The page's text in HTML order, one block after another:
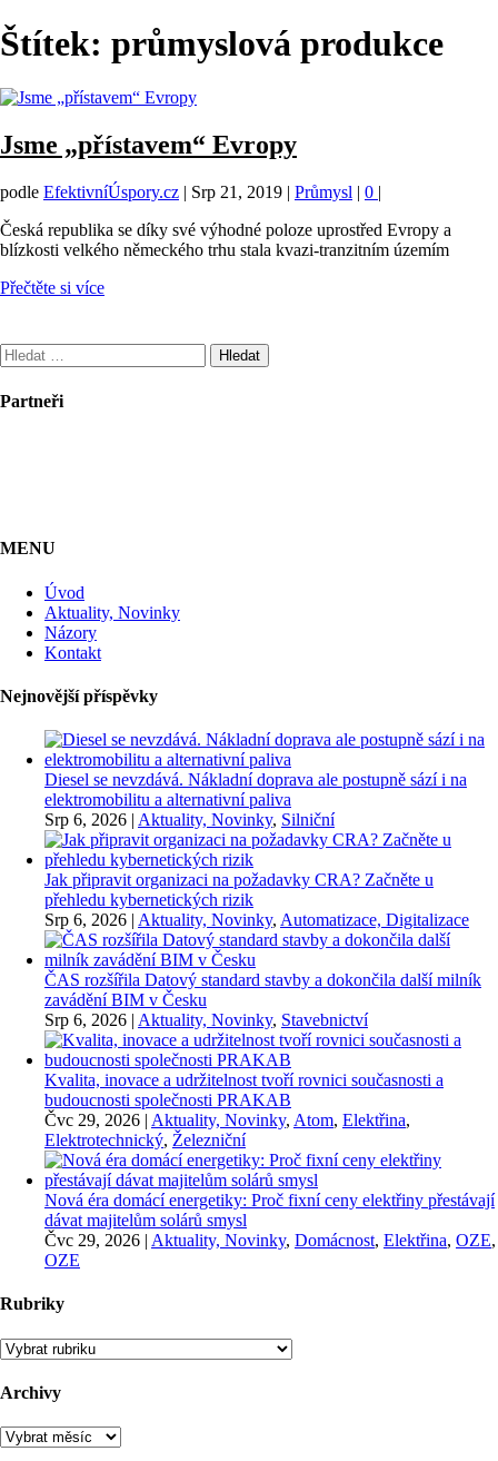
Štítek: průmyslová produkce
Jsme „přístavem“ Evropy
podle EfektivníÚspory.cz | Srp 21, 2019 | Průmysl | 0 |
Česká republika se díky své výhodné poloze uprostřed Evropy a
blízkosti velkého německého trhu stala kvazi-tranzitním územím
Přečtěte si více
Vyhledávání
Partneři
MENU
Úvod
Aktuality, Novinky
Názory
Kontakt
Nejnovější příspěvky
Diesel se nevzdává. Nákladní doprava ale postupně sází i na
elektromobilitu a alternativní paliva
Srp 6, 2026 | Aktuality, Novinky, Silniční
Jak připravit organizaci na požadavky CRA? Začněte u
přehledu kybernetických rizik
Srp 6, 2026 | Aktuality, Novinky, Automatizace, Digitalizace
ČAS rozšířila Datový standard stavby a dokončila další milník
zavádění BIM v Česku
Srp 6, 2026 | Aktuality, Novinky, Stavebnictví
Kvalita, inovace a udržitelnost tvoří rovnici současnosti a
budoucnosti společnosti PRAKAB
Čvc 29, 2026 | Aktuality, Novinky, Atom, Elektřina,
Elektrotechnický, Železniční
Nová éra domácí energetiky: Proč fixní ceny elektřiny přestávají
dávat majitelům solárů smysl
Čvc 29, 2026 | Aktuality, Novinky, Domácnost, Elektřina, OZE,
OZE
Rubriky
Rubriky
Archivy
Archivy